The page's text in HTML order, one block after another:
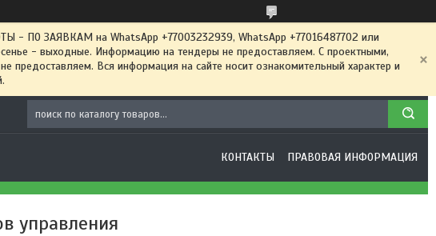
ЗАЯВКАМ на WhatsApp +77003232939, WhatsApp +77016487702 или
- выходные. Информацию на тендеры не предоставляем. С проектными,
Вся информация на сайте носит ознакомительный характер и
КОНТАКТЫ ПРАВОВАЯ ИНФОРМАЦИЯ
управления